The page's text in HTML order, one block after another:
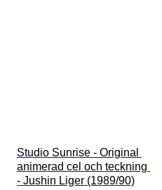
Studio Sunrise - Original
animerad cel och teckning
- Jushin Liger (1989/90)